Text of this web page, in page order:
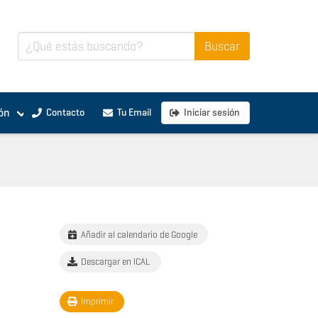
Contacto Tu Email Iniciar sesión
Añadir al calendario de Google
Descargar en ICAL
Imprimir